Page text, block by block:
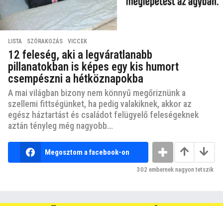
LISTA ,SZÓRAKOZÁS ,VICCEK
12 feleség, aki a legváratlanabb
pillanatokban is képes egy kis humort
csempészni a hétköznapokba
A mai világban bizony nem könnyű megőriznünk a
szellemi fittségünket, ha pedig valakiknek, akkor az
egész háztartást és családot felügyelő feleségeknek
aztán tényleg még nagyobb...
Megosztom a facebook-on
302 embernek nagyon tetszik